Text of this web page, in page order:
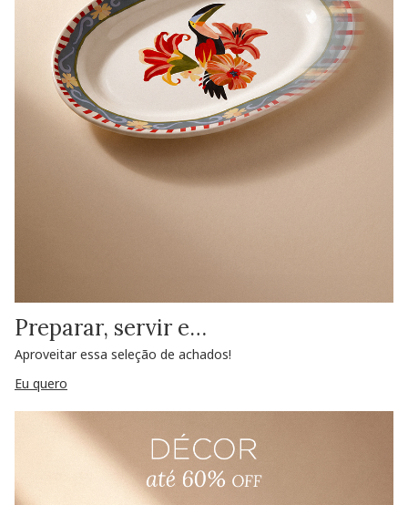
Preparar, servir e…
Aproveitar essa seleção de achados!
Eu quero